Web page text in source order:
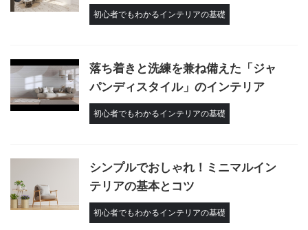
初心者でもわかるインテリアの基礎
落ち着きと洗練を兼ね備えた「ジャ
パンディスタイル」のインテリア
初心者でもわかるインテリアの基礎
シンプルでおしゃれ！ミニマルイン
テリアの基本とコツ
初心者でもわかるインテリアの基礎